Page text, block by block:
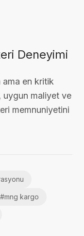
Deneyimi
en kritik
uygun maliyet ve
memnuniyetini
#mng kargo